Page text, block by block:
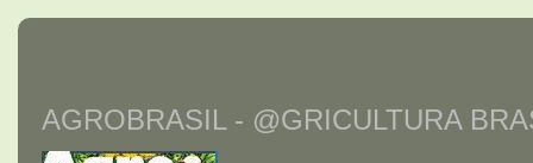
AGROBRASIL - @GRICULTURA